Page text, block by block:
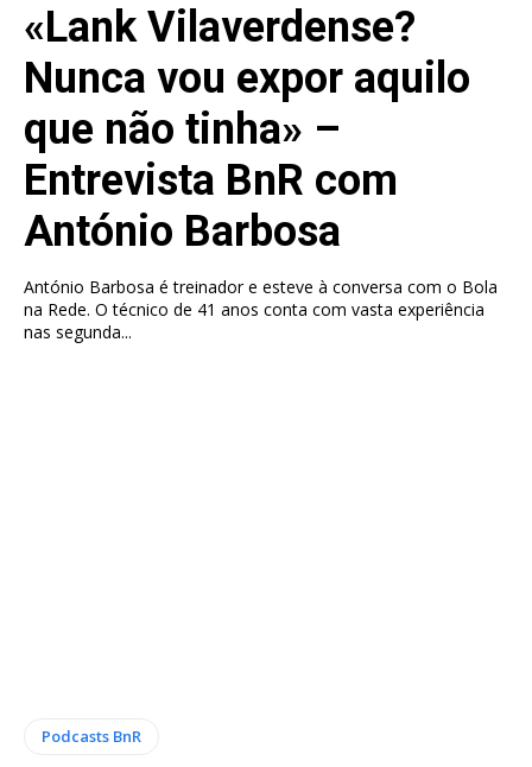
«Lank Vilaverdense?
Nunca vou expor aquilo
que não tinha» –
Entrevista BnR com
António Barbosa
António Barbosa é treinador e esteve à conversa com o Bola
na Rede. O técnico de 41 anos conta com vasta experiência
nas segunda...
Podcasts BnR